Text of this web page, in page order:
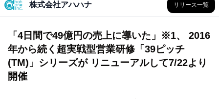
株式会社アハハナ リリース一覧
「4日間で49億円の売上に導いた」※1、 2016
年から続く超実戦型営業研修「39ピッチ
(TM)」シリーズが リニューアルして7/22より
開催